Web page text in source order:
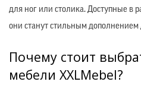
для ног или столика. Доступные в
они станут стильным дополнением
Почему стоит
мебели XXLMebel?